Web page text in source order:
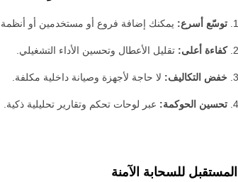
توسّع أسرع: يمكنك إضافة فروع أو مستخدمين أو أنظمة
كفاءة أعلى: تقليل الأعطال وتحسين الأداء التشغيلي.
خفض التكاليف: لا حاجة لأجهزة وصيانة داخلية مكلفة.
تحسين الحوكمة: عبر لوحات تحكم وتقارير تحليلية ذكية.
المستقبل للسحابة الآمنة